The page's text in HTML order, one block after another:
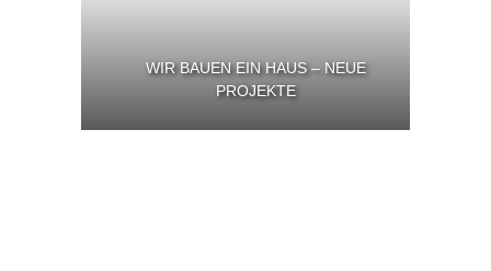
WIR BAUEN EIN HAUS – NEUE
PROJEKTE